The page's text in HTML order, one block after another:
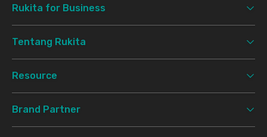
Rukita for Business
Tentang Rukita
Resource
Brand Partner